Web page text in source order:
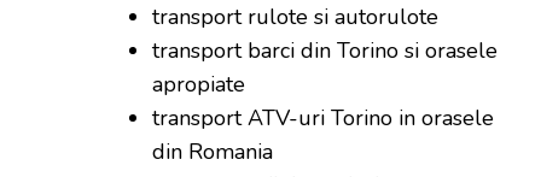
transport rulote si autorulote
transport barci din Torino si orasele
apropiate
transport ATV-uri Torino in orasele
din Romania